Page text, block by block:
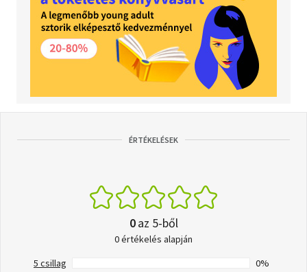
ÉRTÉKELÉSEK
0az 5-ből
0 értékelés alapján
5 csillag
0%